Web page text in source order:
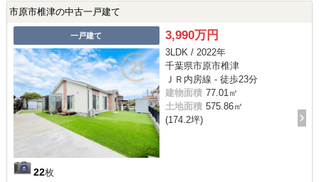
市原市椎津の中古一戸建て
一戸建て
22枚
3,990万円
3LDK / 2022年
千葉県市原市椎津
ＪＲ内房線 - 徒歩23分
建物面積 77.01㎡
土地面積 575.86㎡
(174.2坪)